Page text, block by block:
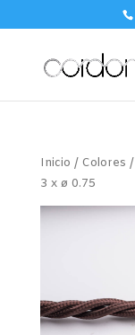
Inicio / Colores /
3 x ø 0.75